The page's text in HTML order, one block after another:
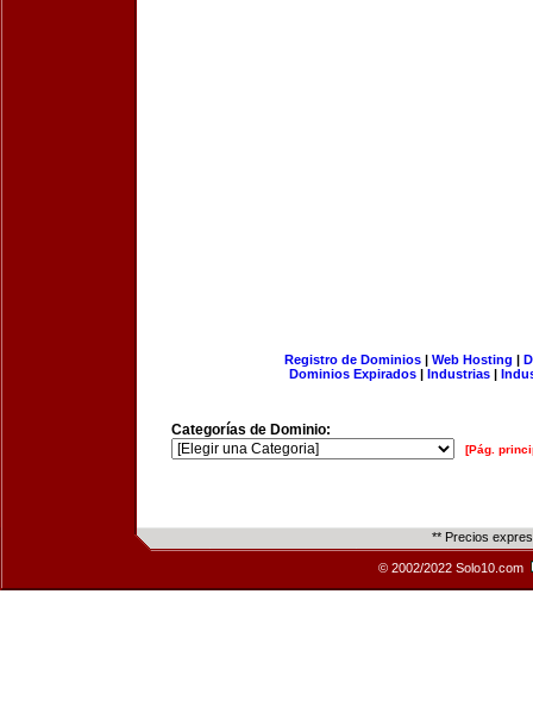
Registro de Dominios| Web Hosting |
Dominios Expirados | Industrias |
Categorías de Dominio:
[Pág.
** Precios
© 2002/2022 Solo10.com